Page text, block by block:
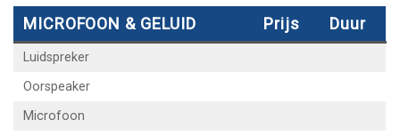
MICROFOON & GELUID Prijs Duur
Luidspreker
Oorspeaker
Microfoon